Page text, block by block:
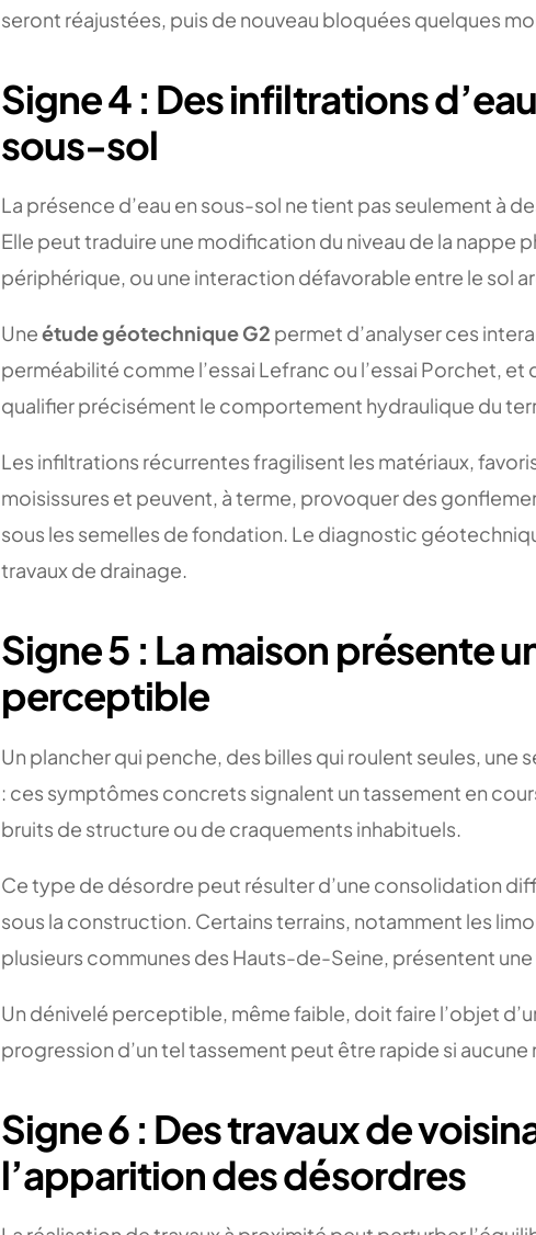
seront réajustées, puis de nouveau bloquées quelques
Signe 4 : Des infiltrations
sous-sol
La présence d’eau en sous-sol ne tient pas seulement à
Elle peut traduire une modification du niveau de la nappe
périphérique, ou une interaction défavorable entre le sol
Uneétude géotechnique G2 permet d’analyser ces
perméabilité comme l’essai Lefranc ou l’essai Porchet,
qualifier précisément le comportement hydraulique du
Les infiltrations récurrentes fragilisent les matériaux,
moisissures et peuvent, à terme, provoquer des
sous les semelles de fondation. Le diagnostic
travaux de drainage.
Signe 5 : La maison présente
perceptible
Un plancher qui penche, des billes qui roulent seules, une
: ces symptômes concrets signalent un tassement en
bruits de structure ou de craquements inhabituels.
Ce type de désordre peut résulter d’une consolidation
sous la construction. Certains terrains, notamment les
plusieurs communes des Hauts-de-Seine, présentent
Un dénivelé perceptible, même faible, doit faire l’objet
progression d’un tel tassement peut être rapide si aucune
Signe 6 : Des travaux de
l’apparition des désordres